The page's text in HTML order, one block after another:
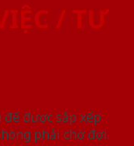
/ TƯ
được sắp xếp
phải chờ đợi.